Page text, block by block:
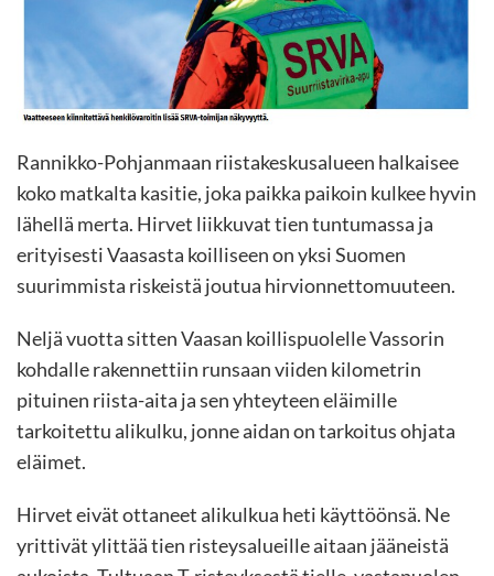
Rannikko-Pohjanmaan riistakeskusalueen halkaisee
koko matkalta kasitie, joka paikka paikoin kulkee hyvin
lähellä merta. Hirvet liikkuvat tien tuntumassa ja
erityisesti Vaasasta koilliseen on yksi Suomen
suurimmista riskeistä joutua hirvionnettomuuteen.
Neljä vuotta sitten Vaasan koillispuolelle Vassorin
kohdalle rakennettiin runsaan viiden kilometrin
pituinen riista-aita ja sen yhteyteen eläimille
tarkoitettu alikulku, jonne aidan on tarkoitus ohjata
eläimet.
Hirvet eivät ottaneet alikulkua heti käyttöönsä. Ne
yrittivät ylittää tien risteysalueille aitaan jääneistä